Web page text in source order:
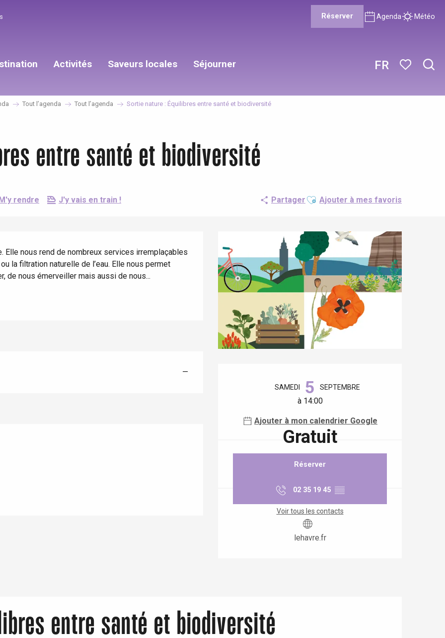
FR
Réserver Agenda Météo
Activités Saveurs locales Séjourner
Tout l’agenda Tout l’agenda Sortie nature : Équilibres entre santé et biodiversité
entre santé et biodiversité
M'y rendre J'y vais en train ! Partager Ajouter aux favoris
Ajouter à mes favoris
SAMEDI 5 SEPTEMBRE
à 14:00
Ajouter à mon calendrier Google
Gratuit
Réserver
02 35 19 45 ▒▒
Voir tous les contacts
lehavre.fr
nous rend de nombreux services irremplaçables
la filtration naturelle de l’eau. Elle nous permet
de nous émerveiller mais aussi de nous...
—
entre santé et biodiversité